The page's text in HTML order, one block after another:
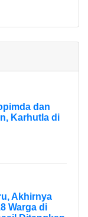
dan
Karhutla di
Akhirnya
Warga di